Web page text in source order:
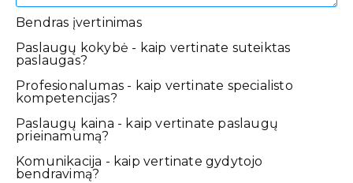
Bendras įvertinimas
Paslaugų kokybė - kaip vertinate suteiktas
paslaugas?
Profesionalumas - kaip vertinate specialisto
kompetencijas?
Paslaugų kaina - kaip vertinate paslaugų
prieinamumą?
Komunikacija - kaip vertinate gydytojo
bendravimą?